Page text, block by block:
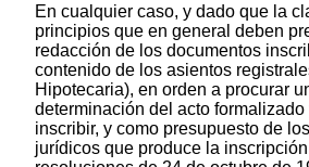
En cualquier caso, y dado que la
principios que en general deben
redacción de los documentos
contenido de los asientos
Hipotecaria), en orden a procurar
determinación del acto
inscribir, y como presupuesto de
jurídicos que produce la